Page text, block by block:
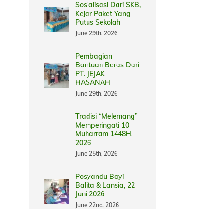
Sosialisasi Dari SKB,
Kejar Paket Yang
Putus Sekolah
June 29th, 2026
Pembagian
Bantuan Beras Dari
PT. JEJAK
HASANAH
June 29th, 2026
Tradisi “Melemang”
Memperingati 10
Muharram 1448H,
2026
June 25th, 2026
Posyandu Bayi
Balita & Lansia, 22
Juni 2026
June 22nd, 2026